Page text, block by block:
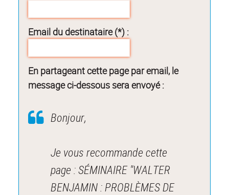
Email du destinataire (*) :
En partageant cette page par email, le
message ci-dessous sera envoyé :
Bonjour,
Je vous recommande cette
page : SÉMINAIRE "WALTER
BENJAMIN : PROBLÈMES DE